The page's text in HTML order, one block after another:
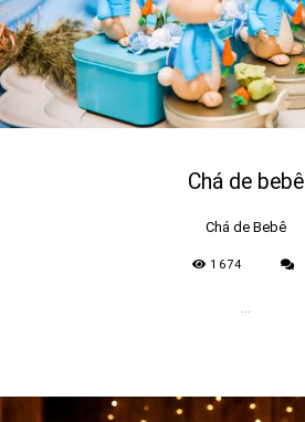
Chá de bebê
Chá de Bebê
1674